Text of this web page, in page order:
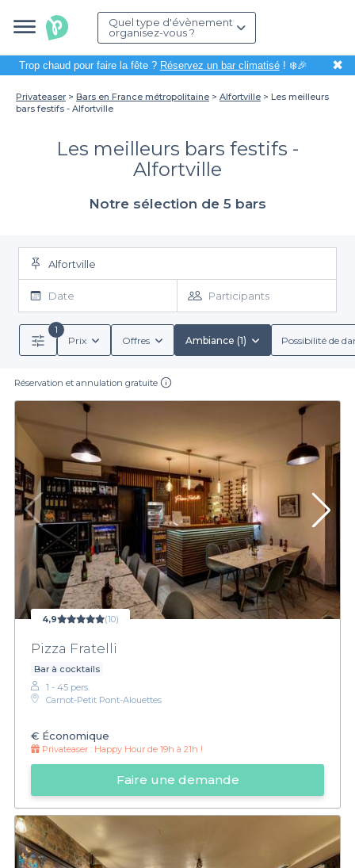
Quel type d'évènement
organisez-vous ?
Trop chaud pour faire la fête ? Réservez un bar climatisé! ❄️🎉 ✖
Privateaser Bars en France métropolitaine Alfortville
Les meilleurs
bars festifs - Alfortville
Les meilleurs bars festifs -
Alfortville
Notre sélection de 5 bars
Alfortville
Date Participants
1
Prix
Offres Ambiance (1) Possibilité de
Réservation et annulation gratuite
4,9 (10)
Pizza Fratelli
Bar à cocktails
1 - 45 pers.
Carnot-Petit Pont-Alouettes
€ Économique
Privateaser : Happy Hour de 19h à 21h !
Faire une demande